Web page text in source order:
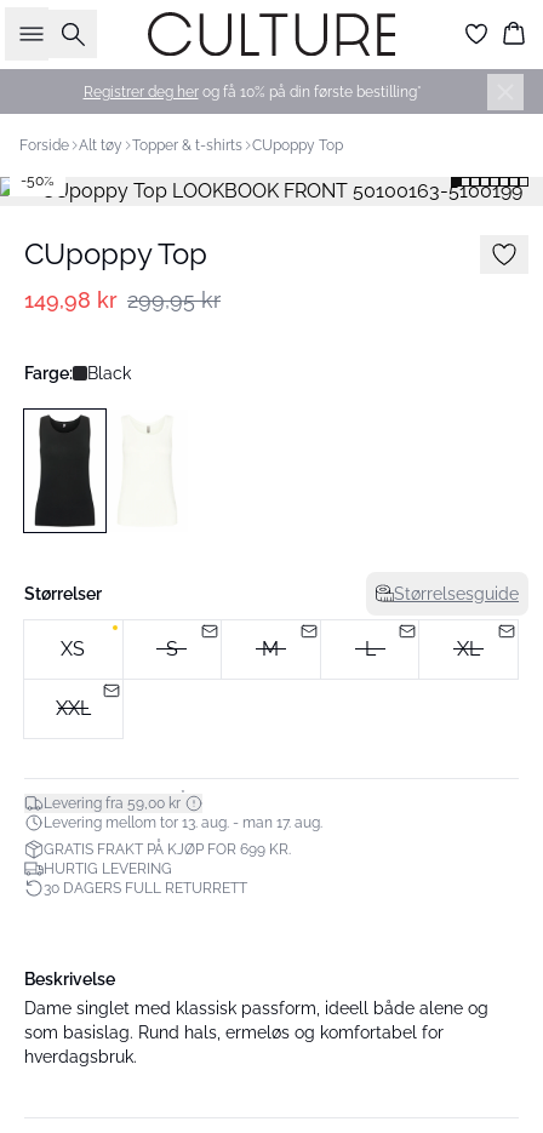
Søk
Registrer deg herog få 10% på din første bestilling*
Forside Alt tøy Topper & t-shirts CUpoppy Top
-50%
CUpoppy Top
149,98 kr 299,95 kr
Farge: Black
Størrelser Størrelsesguide
XS S M L XL
XXL
Levering fra 59,00 kr*
Levering mellom tor 13. aug. - man 17. aug.
GRATIS FRAKT PÅ KJØP FOR 699 KR.
HURTIG LEVERING
30 DAGERS FULL RETURRETT
Beskrivelse
Dame singlet med klassisk passform, ideell både alene og
som basislag. Rund hals, ermeløs og komfortabel for
hverdagsbruk.